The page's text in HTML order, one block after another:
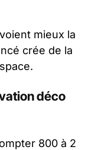
mieux la
crée de la
déco
800 à 2